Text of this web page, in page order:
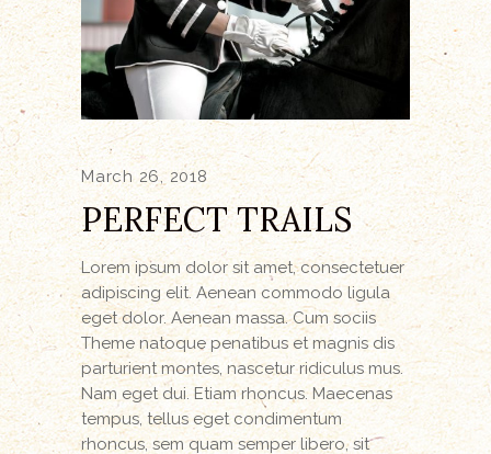
March 26, 2018
PERFECT TRAILS
Lorem ipsum dolor sit amet, consectetuer
adipiscing elit. Aenean commodo ligula
eget dolor. Aenean massa. Cum sociis
Theme natoque penatibus et magnis dis
parturient montes, nascetur ridiculus mus.
Nam eget dui. Etiam rhoncus. Maecenas
tempus, tellus eget condimentum
rhoncus, sem quam semper libero, sit